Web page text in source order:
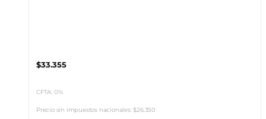
$33.355
CFTA: 0%
Precio sin impuestos nacionales:$26.350